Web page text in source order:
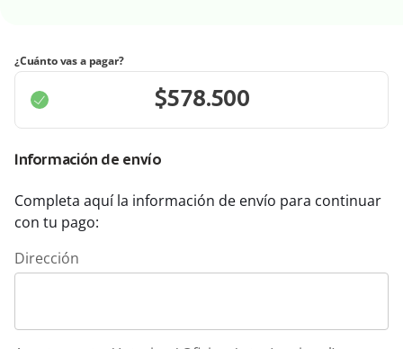
¿Cuánto vas a pagar?
Información de envío
Completa aquí la información de envío para continuar
con tu pago:
Dirección